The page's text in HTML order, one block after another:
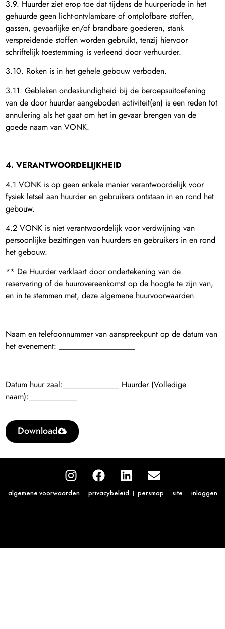
3.9. Huurder ziet erop toe dat tijdens de huurperiode in het
gehuurde geen licht-ontvlambare of ontplofbare stoffen,
gassen, gevaarlijke en/of brandbare goederen, stank
verspreidende stoffen worden gebruikt, tenzij hiervoor
schriftelijk toestemming is verleend door verhuurder.
3.10. Roken is in het gehele gebouw verboden.
3.11. Gebleken ondeskundigheid bij de beroepsuitoefening
van de door huurder aangeboden activiteit(en) is een reden tot
annulering als het gaat om het in gevaar brengen van de
goede naam van VONK.
4. VERANTWOORDELIJKHEID
4.1 VONK is op geen enkele manier verantwoordelijk voor
fysiek letsel aan huurder en gebruikers ontstaan in en rond het
gebouw.
4.2 VONK is niet verantwoordelijk voor verdwijning van
persoonlijke bezittingen van huurders en gebruikers in en rond
het gebouw.
** De Huurder verklaart door ondertekening van de
reservering of de huurovereenkomst op de hoogte te zijn van,
en in te stemmen met, deze algemene huurvoorwaarden.
Naam en telefoonnummer van aanspreekpunt op de datum van
het evenement: ___________________
Datum huur zaal:______________ Huurder (Volledige
naam):____________
Download
algemene voorwaarden privacybeleid persmap site inloggen